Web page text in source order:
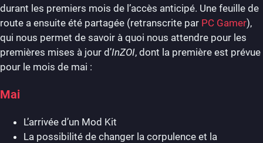
durant les premiers mois de l’accès anticipé. Une feuille de
route a ensuite été partagée (retranscrite par PC Gamer),
qui nous permet de savoir à quoi nous attendre pour les
premières mises à jour d’InZOI, dont la première est prévue
pour le mois de mai :
Mai
L’arrivée d’un Mod Kit
La possibilité de changer la corpulence et la